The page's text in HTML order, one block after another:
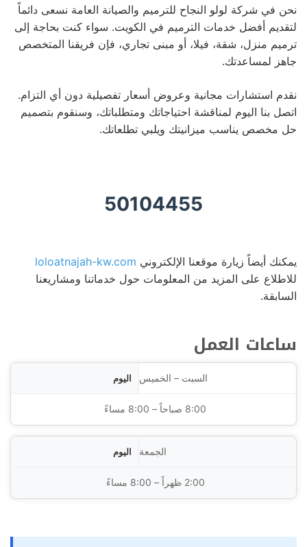
نحن في شركة لولو النجاح للترميم والصيانة العامة نسعى دائماً
لتقديم أفضل خدمات الترميم في الكويت. سواء كنت بحاجة إلى
ترميم منزل، شقة، فيلا، أو مبنى تجاري، فإن فريقنا المتخصص
جاهز لمساعدتك.
نقدم استشارات مجانية وعروض أسعار تفصيلية دون أي التزام.
اتصل بنا اليوم لمناقشة احتياجاتك ومتطلباتك، وسنقوم بتصميم
حل مخصص يناسب ميزانيتك ويلبي تطلعاتك.
50104455
يمكنك أيضاً زيارة موقعنا الإلكتروني loloatnajah-kw.com
للاطلاع على المزيد من المعلومات حول خدماتنا ومشاريعنا
السابقة.
ساعات العمل
السبت – الخميس
8:00 صباحاً – 8:00 مساءً
الجمعة
2:00 ظهراً – 8:00 مساءً